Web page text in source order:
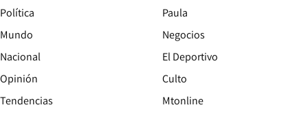
Política
Mundo
Nacional
Opinión
Tendencias
Paula
Negocios
El Deportivo
Culto
Mtonline